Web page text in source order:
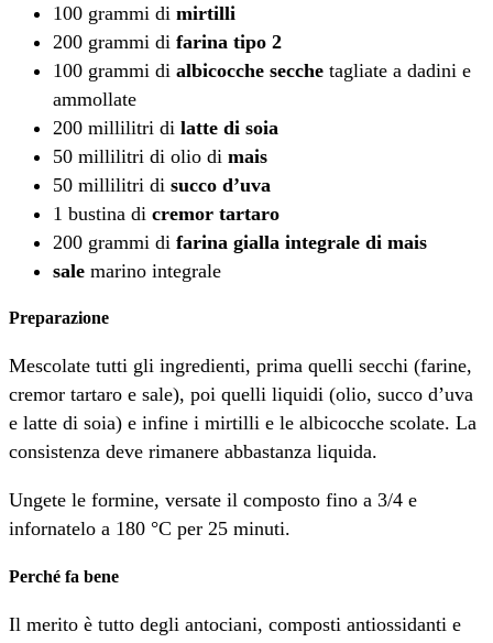
100 grammi di mirtilli
200 grammi di farina tipo 2
100 grammi di albicocche secche tagliate a dadini e
ammollate
200 millilitri di latte di soia
50 millilitri di olio di mais
50 millilitri di succo d’uva
1 bustina di cremor tartaro
200 grammi di farina gialla integrale di mais
sale marino integrale
Preparazione
Mescolate tutti gli ingredienti, prima quelli secchi (farine,
cremor tartaro e sale), poi quelli liquidi (olio, succo d’uva
e latte di soia) e infine i mirtilli e le albicocche scolate. La
consistenza deve rimanere abbastanza liquida.
Ungete le formine, versate il composto fino a 3/4 e
infornatelo a 180 °C per 25 minuti.
Perché fa bene
Il merito è tutto degli antociani, composti antiossidanti e